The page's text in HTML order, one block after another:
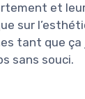
et
sur
tant que
sans souci.